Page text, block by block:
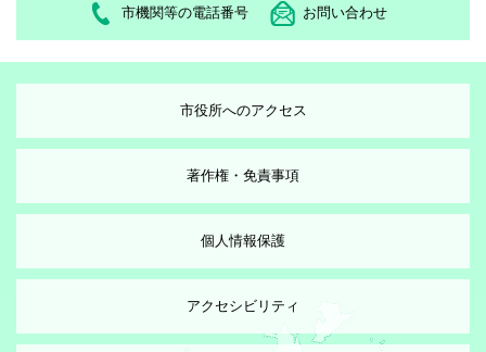
市機関等の電話番号 お問い合わせ
市役所へのアクセス
著作権・免責事項
個人情報保護
アクセシビリティ